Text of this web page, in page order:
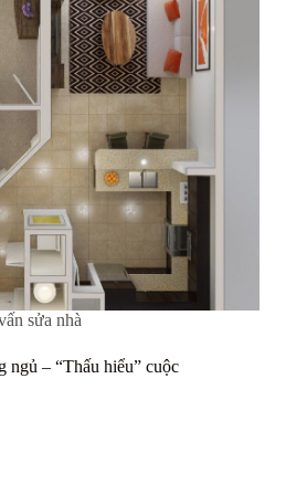
sửa nhà
ngủ – “Thấu hiểu” cuộc